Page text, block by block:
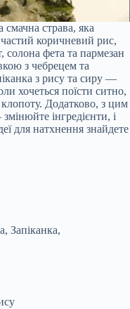
страва, яка
коричневий рис,
фета та пармезан
з чебрецем та
з рису та сиру —
хочеться поїсти ситно,
Додатково, з цим
інгредієнти, і
для натхнення знайдете
Запіканка,